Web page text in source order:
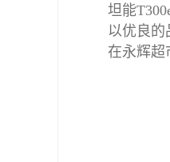
坦能
以优良
在永辉超